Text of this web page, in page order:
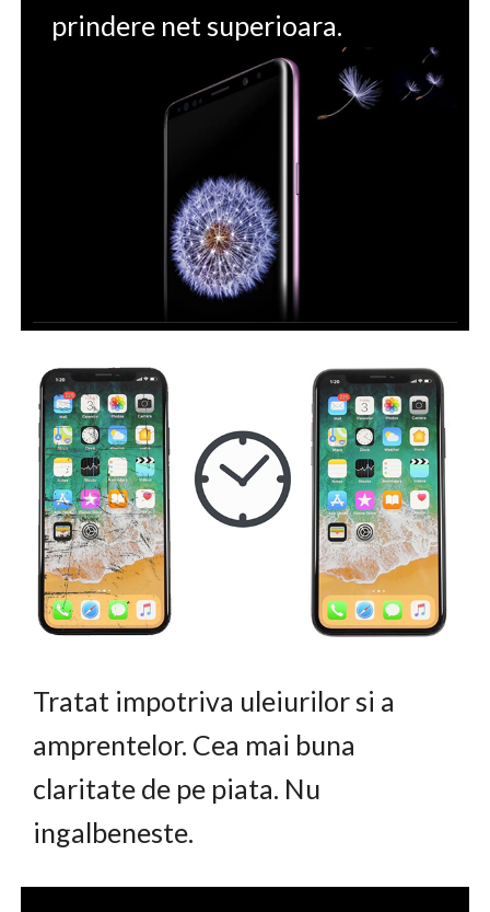
prindere net superioara.
Tratat impotriva uleiurilor si a
amprentelor. Cea mai buna
claritate de pe piata. Nu
ingalbeneste.